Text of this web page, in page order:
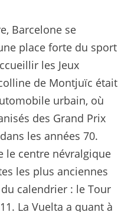
Barcelone se
place forte du sport
les Jeux
de Montjuïc était
urbain, où
des Grand Prix
les années 70.
le centre névralgique
les plus anciennes
calendrier : le Tour
La Vuelta a quant à